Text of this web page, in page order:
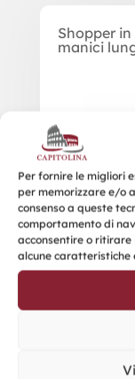
Per fornire le migliori
per memorizzare e/o
consenso a queste
comportamento di
acconsentire o ritirare
alcune caratteristiche
Shopper
manici